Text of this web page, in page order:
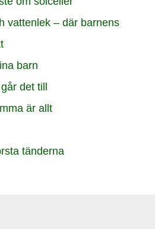
vattenlek – där barnens
barn
det till
är allt
tänderna